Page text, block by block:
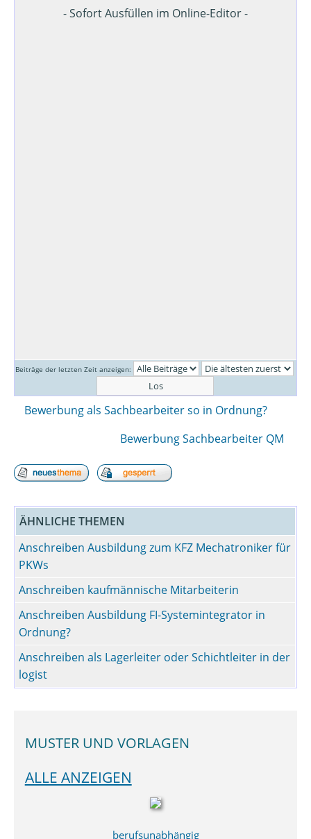
- Sofort Ausfüllen im Online-Editor -
Beiträge der letzten Zeit anzeigen:
Bewerbung als Sachbearbeiter so in Ordnung?
Bewerbung Sachbearbeiter QM
ÄHNLICHE THEMEN
Anschreiben Ausbildung zum KFZ Mechatroniker für
PKWs
Anschreiben kaufmännische Mitarbeiterin
Anschreiben Ausbildung FI-Systemintegrator in
Ordnung?
Anschreiben als Lagerleiter oder Schichtleiter in der
logist
MUSTER UND VORLAGEN
ALLE ANZEIGEN
berufsunabhängig